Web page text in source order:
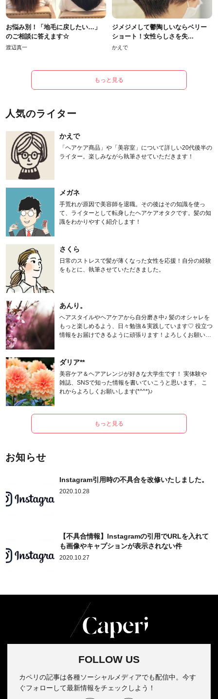
お悩み別！「地毛に戻したい…」
のご相談に答えます☆
渡辺真一
ジメジメして鬱陶しいならベリー
ショート！女性らしさを失...
かえで
もっと見る
人気のライター
かえで
「ヘアケア商品」や「美容室」について詳しい20代後半の
ライター。楽しみながら執筆させていただきます！
メガネ
手荒れが原因で美容師を退職。その後はその知識を使っ
て、ライターとして転身したヘアケアオタクです。髪の知
識をわかりやすく紹介します！
さくら
日常のストレスで髪が薄くなった女性を応援！自分の経験
をもとに、執筆させていただきました。
あんり。
ヘアスタイルやヘアケアから自分磨き中♪ 髪のオシャレを
もっと楽しめるよう、日々勉強＆実践しています♡ 役立つ
情報をお届けできるように頑張ります！よろしくお願いし
ダリア**
美容ケア＆ヘアアレンジが好きな大学生です！ 実体験や
雑誌、SNSで知った情報を書いていこうと思います。 こ
れからよろしくお願いします(*^^*)♪
もっと見る
お知らせ
Instagram引用時の不具合を改修いたしました。
2020.10.28
【不具合情報】Instagramの引用でURLを入れて
も画像やキャプションが表示されない件
2020.10.27
FOLLOW US
カペリの記事は各種ソーシャルメディアでも配信中。今す
ぐフォローして最新情報をチェックしよう！